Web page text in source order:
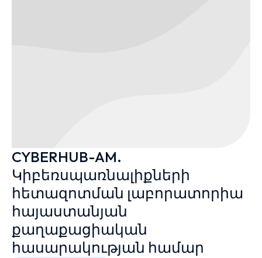
CYBERHUB-AM.
Կիբեռսպառնալիքների
հետազոտման լաբորատորիա
հայաստանյան
քաղաքացիական
հասարակության համար